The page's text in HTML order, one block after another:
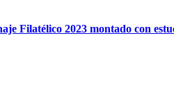
Filatélico 2023 montado con